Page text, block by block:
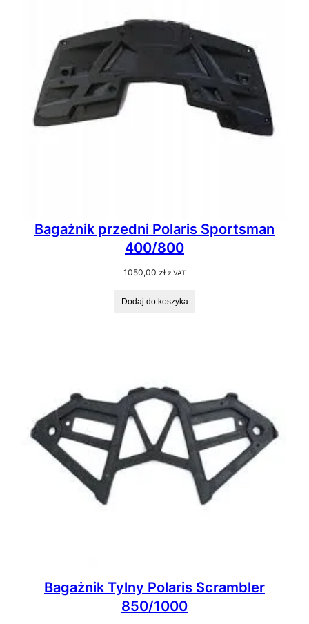
Bagażnik przedni Polaris Sportsman
400/800
1050,00 zł z VAT
Dodaj do koszyka
Bagażnik Tylny Polaris Scrambler
850/1000